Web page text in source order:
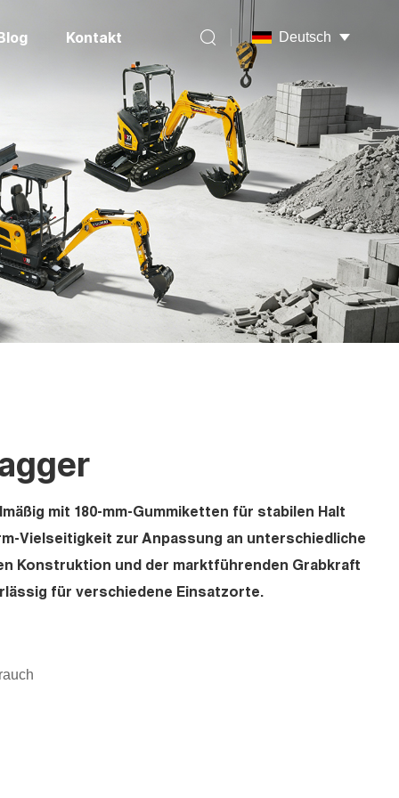
Kontakt Deutsch
mit 180-mm-Gummiketten für stabilen Halt
Vielseitigkeit zur Anpassung an unterschiedliche
Konstruktion und der marktführenden Grabkraft
für verschiedene Einsatzorte.